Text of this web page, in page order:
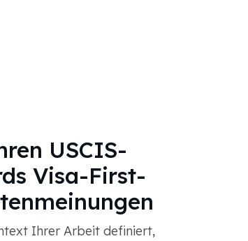
USCIS-
Visa-First-
Ihrer Arbeit definiert,